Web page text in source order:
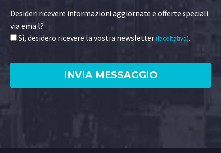
Desideri ricevere informazioni aggiornate e offerte speciali
via email?
Sì, desidero ricevere la vostra newsletter(facoltativo).